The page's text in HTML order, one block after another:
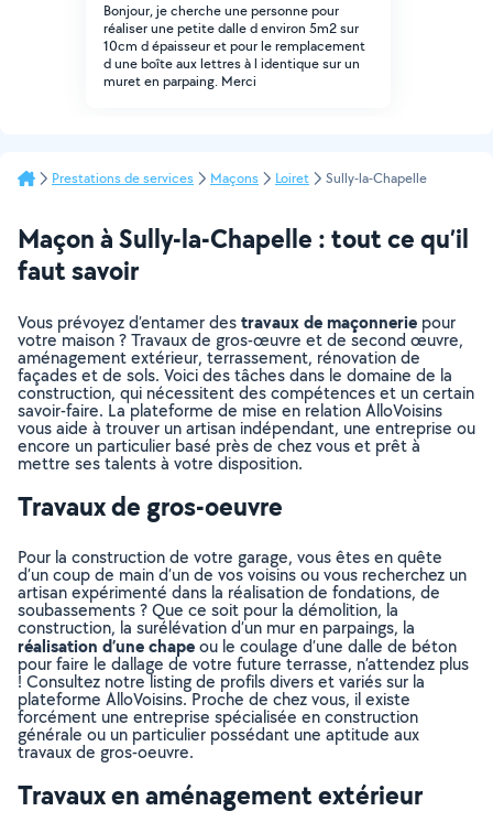
Bonjour, je cherche une personne pour
réaliser une petite dalle d environ 5m2 sur
10cm d épaisseur et pour le remplacement
d une boîte aux lettres à l identique sur un
muret en parpaing. Merci
Prestations de services Maçons Loiret Sully-la-Chapelle
Maçon à Sully-la-Chapelle : tout ce qu’il
faut savoir
Vous prévoyez d’entamer destravaux de maçonnerie pour
votre maison ? Travaux de gros-œuvre et de second œuvre,
aménagement extérieur, terrassement, rénovation de
façades et de sols. Voici des tâches dans le domaine de la
construction, qui nécessitent des compétences et un certain
savoir-faire. La plateforme de mise en relation AlloVoisins
vous aide à trouver un artisan indépendant, une entreprise ou
encore un particulier basé près de chez vous et prêt à
mettre ses talents à votre disposition.
Travaux de gros-oeuvre
Pour la construction de votre garage, vous êtes en quête
d’un coup de main d’un de vos voisins ou vous recherchez un
artisan expérimenté dans la réalisation de fondations, de
soubassements ? Que ce soit pour la démolition, la
construction, la surélévation d’un mur en parpaings, la
réalisation d’une chapeou le coulage d’une dalle de béton
pour faire le dallage de votre future terrasse, n’attendez plus
! Consultez notre listing de profils divers et variés sur la
plateforme AlloVoisins. Proche de chez vous, il existe
forcément une entreprise spécialisée en construction
générale ou un particulier possédant une aptitude aux
travaux de gros-oeuvre.
Travaux en aménagement extérieur